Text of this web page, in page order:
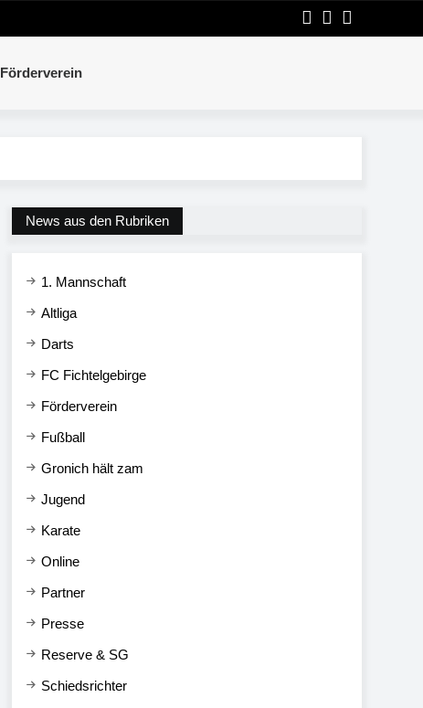
Förderverein
News aus den Rubriken
1. Mannschaft
Altliga
Darts
FC Fichtelgebirge
Förderverein
Fußball
Gronich hält zam
Jugend
Karate
Online
Partner
Presse
Reserve & SG
Schiedsrichter